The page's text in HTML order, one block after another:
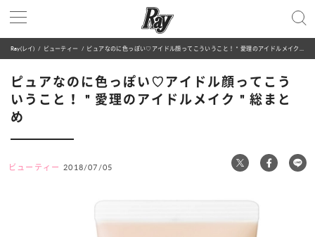
Ray(レイ) ビューティー ピュアなのに色っぽい♡アイドル顔ってこういうこと！＂愛理のアイドルメイク＂総まとめ
ピュアなのに色っぽい♡アイドル顔ってこう
いうこと！＂愛理のアイドルメイク＂総まと
め
ビューティー 2018/07/05